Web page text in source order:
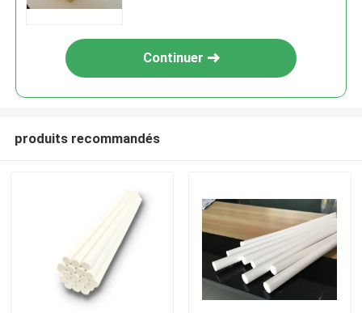
Continuer
produits recommandés